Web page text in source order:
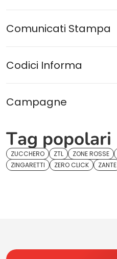
Comunicati Stampa
Codici Informa
Campagne
Tag popolari
ZUCCHERO ZTL ZONE ROSSE
ZINGARETTI
ZERO CLICK ZANTE